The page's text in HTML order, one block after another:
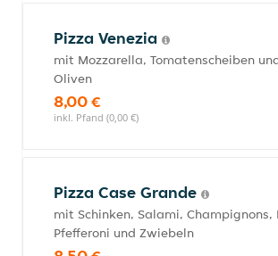
Pizza Venezia
mit Mozzarella, Tomatenscheiben
Oliven
8,00 €
inkl. Pfand (0,00 €)
Pizza Case Grande
mit Schinken, Salami, Champignons,
Pfefferoni und Zwiebeln